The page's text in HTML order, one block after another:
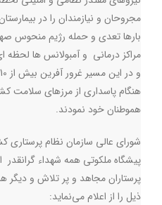
مجروحان و نیازمندان را در
بارها تعدی و حمله رژیم منحوس
مراکز درمانی و آمبولانس ها
هنگام پاسداری از مرزهای سلامت
هموطنان خود نمودند.
شورای عالی سازمان نظام
پیشگاه ملکوتی همه شهداء
پرستاران مجاهد و پر تلاش و دیگر
ذیل را از اعلام می‌نماید: